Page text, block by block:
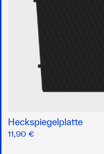
Heckspiegelplatte
11,90 €